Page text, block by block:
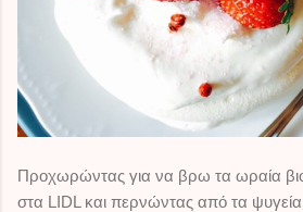
Προχωρώντας για να βρω τα ωραία
στα LIDL και περνώντας από τα